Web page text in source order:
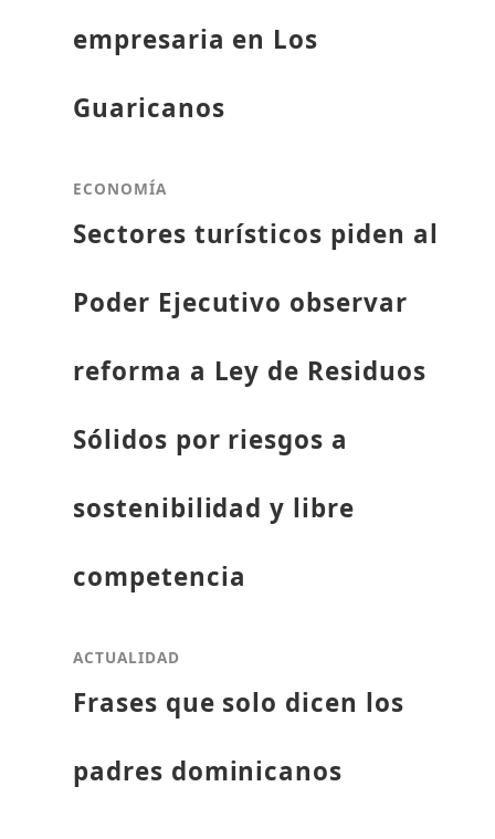
empresaria en Los
Guaricanos
ECONOMÍA
Sectores turísticos piden al
Poder Ejecutivo observar
reforma a Ley de Residuos
Sólidos por riesgos a
sostenibilidad y libre
competencia
ACTUALIDAD
Frases que solo dicen los
padres dominicanos